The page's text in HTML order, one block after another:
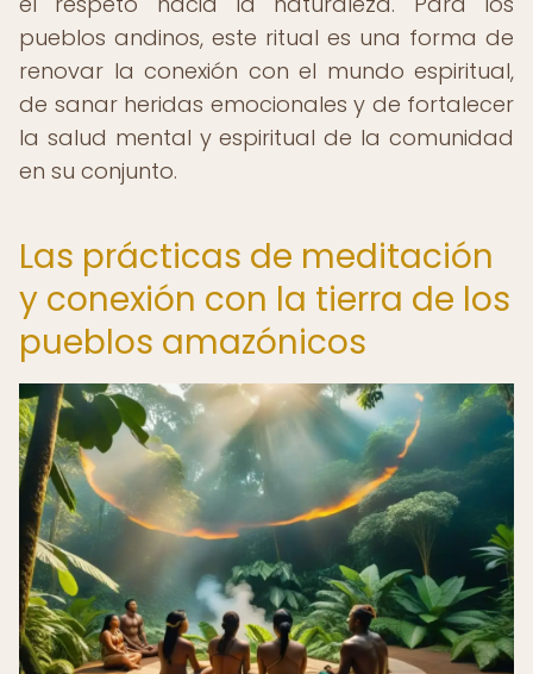
pueblos andinos, este ritual es una forma de
renovar la conexión con el mundo espiritual,
de sanar heridas emocionales y de fortalecer
la salud mental y espiritual de la comunidad
en su conjunto.
Las prácticas de meditación
y conexión con la tierra de los
pueblos amazónicos